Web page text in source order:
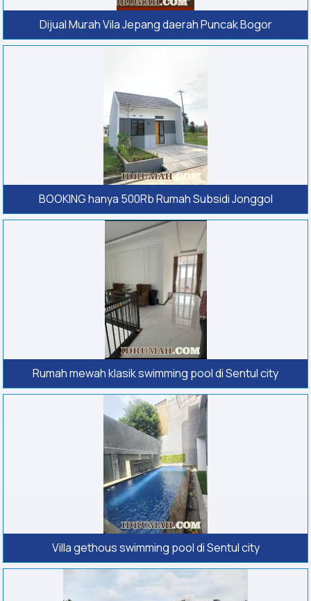
Dijual Murah Vila Jepang daerah Puncak Bogor
BOOKING hanya 500Rb Rumah Subsidi Jonggol
Rumah mewah klasik swimming pool di Sentul city
Villa gethous swimming pool di Sentul city